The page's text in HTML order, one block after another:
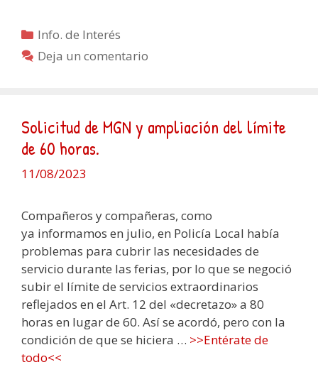
Categorías
Info. de Interés
Deja un comentario
Solicitud de MGN y ampliación del límite
de 60 horas.
11/08/2023
Compañeros y compañeras, como
ya informamos en julio, en Policía Local había
problemas para cubrir las necesidades de
servicio durante las ferias, por lo que se negoció
subir el límite de servicios extraordinarios
reflejados en el Art. 12 del «decretazo» a 80
horas en lugar de 60. Así se acordó, pero con la
condición de que se hiciera … >>Entérate de
todo<<